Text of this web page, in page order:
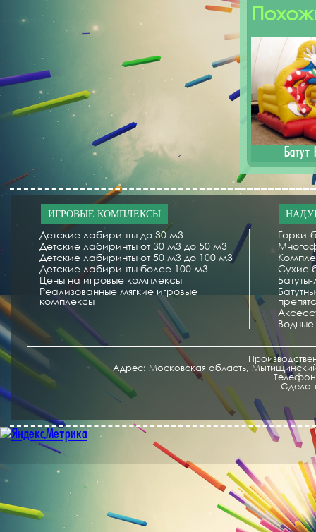
Батут
ИГРОВЫЕ КОМПЛЕКСЫ
Детские лабиринты до 30 м3
Детские лабиринты от 30 м3 до 50 м3
Детские лабиринты от 50 м3 до 100 м3
Детские лабиринты более 100 м3
Цены на игровые комплексы
Реализованные мягкие игровые
комплексы
Горки-
Сухие
Водные
Адрес: Московская область,